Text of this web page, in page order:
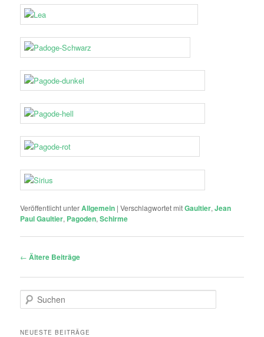
Veröffentlicht unterAllgemein |Verschlagwortet mitGaultier,Jean
Paul Gaultier, Pagoden,Schirme
Beitragsnavigation
← Ältere Beiträge
u
h
NEUESTE BEITRÄGE